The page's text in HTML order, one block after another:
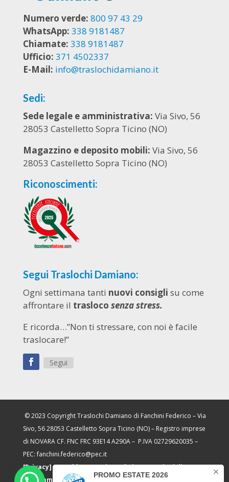
Numero verde: 800 97 43 29
WhatsApp: 338 9181487
Chiamate: 338 9181487
Ufficio: 371 4502337
E-Mail: info@traslochidamiano.it
Sedi:
Sede legale e amministrativa: Via Sivo, 56
28053 Castelletto Sopra Ticino (NO)
Magazzino e deposito mobili: Via Sivo, 56
28053 Castelletto Sopra Ticino (NO)
Riconoscimenti:
Segui Traslochi Damiano:
Ogni settimana tanti nuovi consigli su come
affrontare il trasloco senza stress.
E ricorda…”Non ti stressare, con noi è facile
traslocare!”
Segui
© 2023 Copyright Traslochi Damiano di Fanchini Federico – Via
Sivo, 56 28053 Castelletto Sopra Ticino (NO) – Registro imprese
di NOVARA CF. FNC FRC 93E14 A290A – P.IVA 02729620035 –
PEC: fanchini.federico@pec.it
[Privacy]–[Cookie]–[Aggiorna le impostazioni di
tracciamento pubblicità]– Sito realizzato daFrutti